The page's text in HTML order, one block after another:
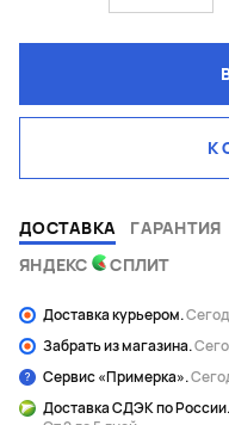
К
ДОСТАВКА ГАРАНТИЯ
ЯНДЕКС
СПЛИТ
Доставка курьером.
Забрать из магазина.
Сервис «Примерка».
Доставка СДЭК по России.